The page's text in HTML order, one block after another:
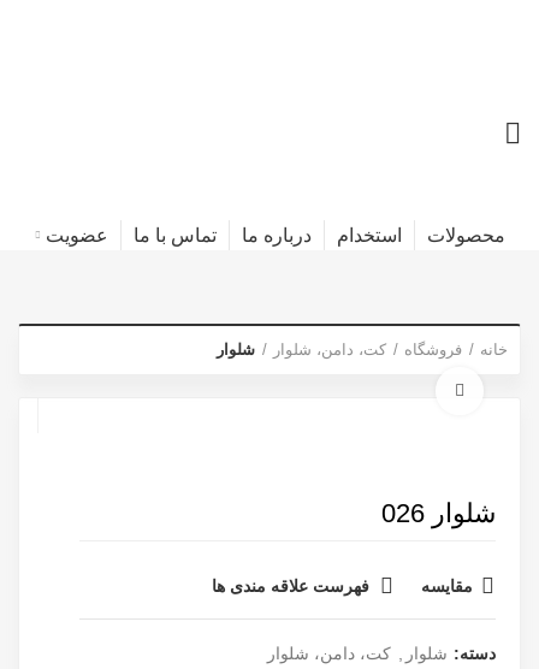
محصولات استخدام درباره ما تماس با ما عضویت
خانه فروشگاه کت، دامن، شلوار شلوار
شلوار 026
مقایسه فهرست علاقه مندی ها
دسته: شلوار
کت، دامن، شلوار